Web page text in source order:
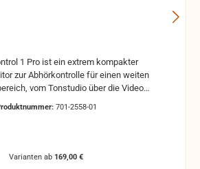
zur Abhörkontrolle für einen weiten
vom Tonstudio über die Video
1 mit einer Magnet-Abschirmung
701-2558-01
Varianten ab 169,00 €